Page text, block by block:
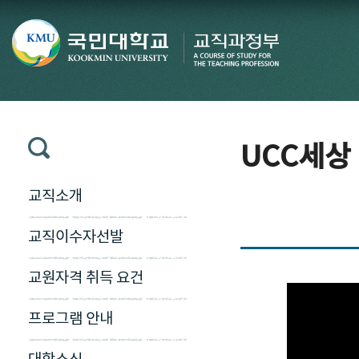
교직소개
교직이수자선발
교원자격 취득 요건
프로그램 안내
UCC세상